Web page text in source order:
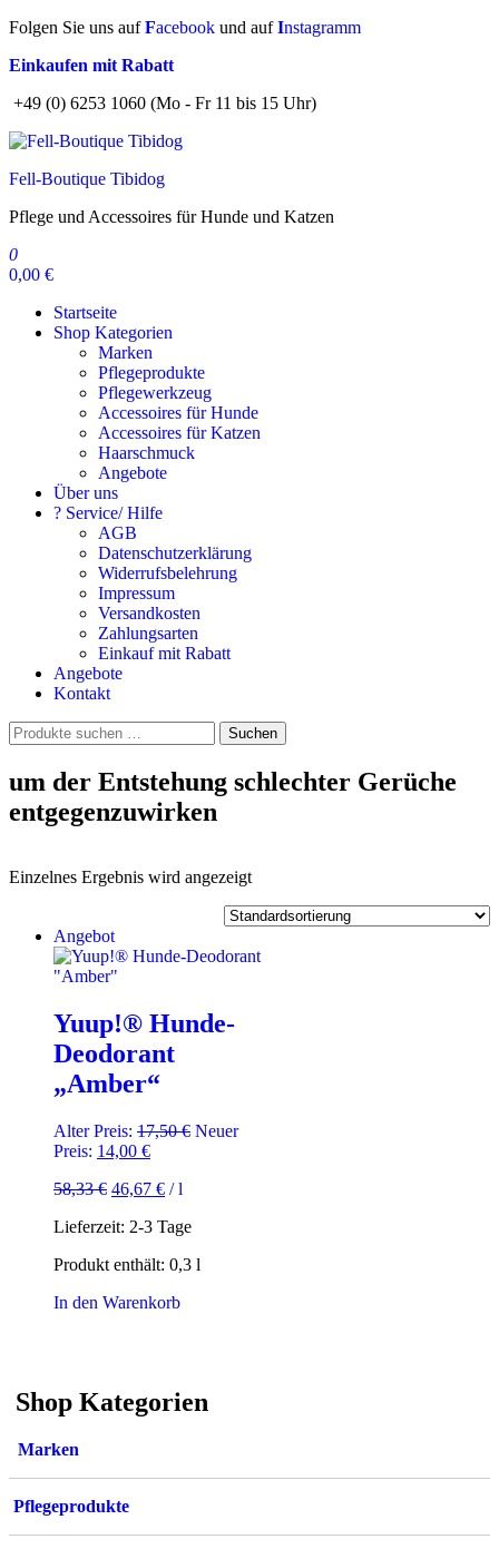
Zum
springen
Folgen Sie uns aufFacebook und aufInstagramm
Einkaufen mit Rabatt
+49 (0) 6253 1060 (Mo - Fr 11 bis 15 Uhr)
Fell-Boutique Tibidog
Pflege und Accessoires für Hunde und Katzen
0
0,00 €
Startseite
Shop Kategorien
Marken
Pflegeprodukte
Pflegewerkzeug
Accessoires für Hunde
Accessoires für Katzen
Haarschmuck
Angebote
Über uns
? Service/ Hilfe
AGB
Datenschutzerklärung
Widerrufsbelehrung
Impressum
Versandkosten
Zahlungsarten
Einkauf mit Rabatt
Angebote
Kontakt
Suchen
nach:
Suchen
um der Entstehung schlechter Gerüche
entgegenzuwirken
Einzelnes Ergebnis wird angezeigt
Angebot
Yuup!® Hunde-
Deodorant
„Amber“
Alter Preis: 17,50€ Ursprünglicher
Neuer
Preis: 14,00 €Aktueller
ist:
58,33€ 46,67 € /l
Lieferzeit: 2-3 Tage
Produkt enthält: 0,3 l
In den Warenkorb
Shop Kategorien
Marken
Pflegeprodukte